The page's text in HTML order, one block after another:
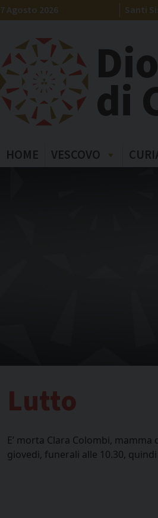
Skip
to
7 Agosto 2026 Santi
di
HOME VESCOVO
Lutto
E’ morta Clara Colombi,
giovedi, funerali alle 10.30,